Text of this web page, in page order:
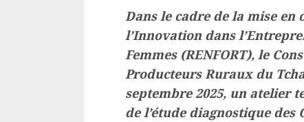
Dans le cadre de la mise
l’Innovation dans
Femmes (RENFORT), le
Producteurs Ruraux du
septembre 2025, un atelier
de l’étude diagnostique des